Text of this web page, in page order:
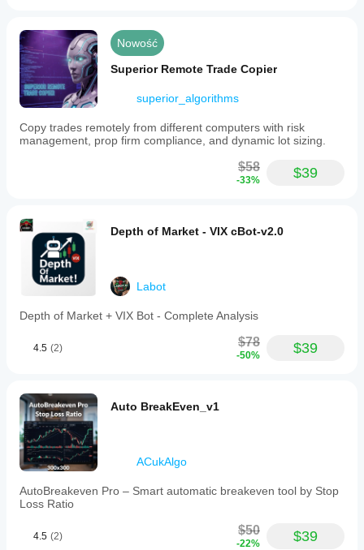
Nowość
Superior Remote Trade Copier
superior_algorithms
Copy trades remotely from different computers with risk
management, prop firm compliance, and dynamic lot sizing.
$58
-33% $39
Depth of Market - VIX cBot-v2.0
Labot
Depth of Market + VIX Bot - Complete Analysis
4.5 (2) $78
-50% $39
Auto BreakEven_v1
ACukAlgo
AutoBreakeven Pro – Smart automatic breakeven tool by Stop
Loss Ratio
4.5 (2) $50
-22% $39